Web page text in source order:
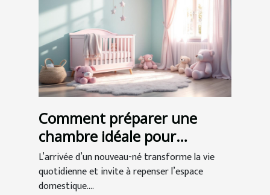
Comment préparer une
chambre idéale pour
l'arrivée de bébé ?
L’arrivée d’un nouveau-né transforme la vie
quotidienne et invite à repenser l’espace
domestique....